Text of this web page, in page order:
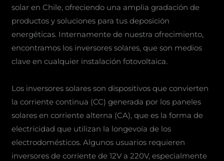
solar en Chile, ofreciendo una amplia gradación de
productos y soluciones para tus deposición
energéticas. Internamente de nuestra ofrecimiento,
encontramos los inversores solares, que son medios
clave en cualquier instalación fotovoltaica.
Los inversores solares son dispositivos que convierten
la corriente continua (CC) generada por los paneles
solares en corriente alterna (CA), que es la forma de
electricidad que utilizan la longevoía de los
electrodomésticos. Algunos usuarios requieren
inversores de corriente de 12V a 220V, especialmente